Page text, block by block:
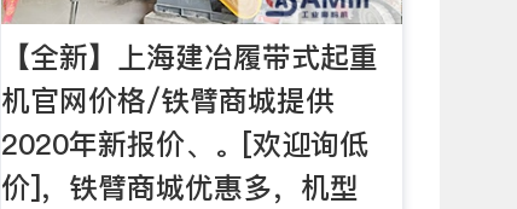
【全新】上海建冶履带式起重
机官网价格/铁臂商城提供
2020年新报价、。[欢迎询低
价]，铁臂商城优惠多，机型